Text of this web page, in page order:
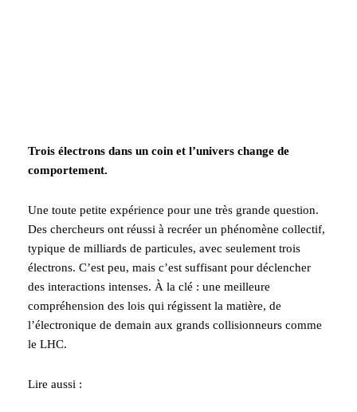
Trois électrons dans un coin et l’univers change de
comportement.
Une toute petite expérience pour une très grande question.
Des chercheurs ont réussi à recréer un phénomène collectif,
typique de milliards de particules, avec seulement trois
électrons. C’est peu, mais c’est suffisant pour déclencher
des interactions intenses. À la clé : une meilleure
compréhension des lois qui régissent la matière, de
l’électronique de demain aux grands collisionneurs comme
le LHC.
Lire aussi :